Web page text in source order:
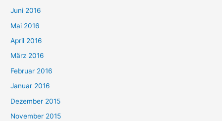
Juni 2016
Mai 2016
April 2016
März 2016
Februar 2016
Januar 2016
Dezember 2015
November 2015